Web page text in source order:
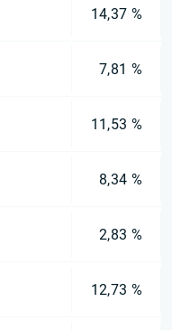
14,37 %
7,81 %
11,53 %
8,34 %
2,83 %
12,73 %